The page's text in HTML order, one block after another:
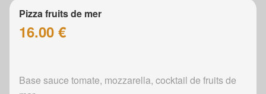
Pizza fruits de mer
16.00 €
Base sauce tomate, mozzarella, cocktail de fruits de